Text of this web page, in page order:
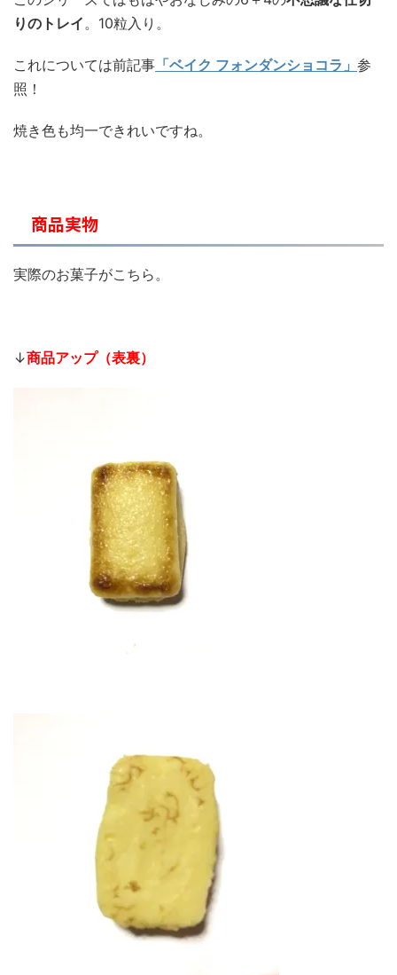
りのトレイ。10粒入り。
これについては前記事 「ベイク フォンダンショコラ」 参
照！
焼き色も均一できれいですね。
商品実物
実際のお菓子がこちら。
↓商品アップ（表裏）